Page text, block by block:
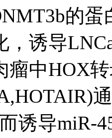
的
，诱导
瘤中HOX
诱导miR-